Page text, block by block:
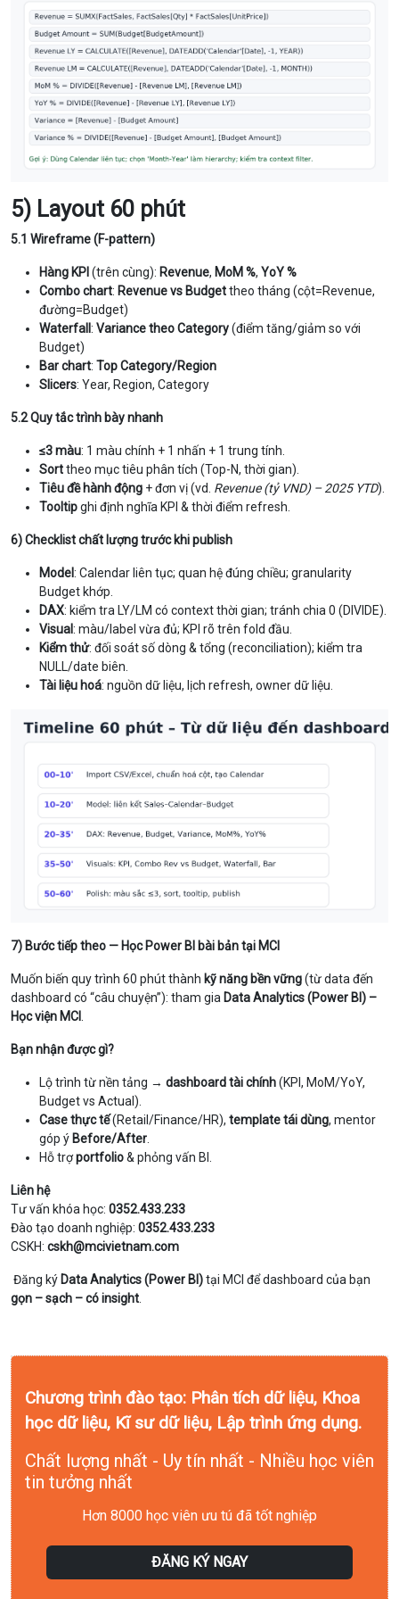
5) Layout 60 phút
5.1 Wireframe (F-pattern)
Hàng KPI (trên cùng): Revenue, MoM %, YoY %
Combo chart: Revenue vs Budgettheo tháng (cột=Revenue,
đường=Budget)
Waterfall : Variance theo Category(điểm tăng/giảm so với
Budget)
Bar chart: Top Category/Region
Slicers: Year, Region, Category
5.2 Quy tắc trình bày nhanh
≤3 màu: 1 màu chính + 1 nhấn + 1 trung tính.
Sorttheo mục tiêu phân tích (Top-N, thời gian).
Tiêu đề hành động + đơn vị (vd. Revenue (tỷ VND) – 2025 YTD).
Tooltipghi định nghĩa KPI & thời điểm refresh.
6) Checklist chất lượng trước khi publish
Model: Calendar liên tục; quan hệ đúng chiều; granularity
Budget khớp.
DAX: kiểm tra LY/LM có context thời gian; tránh chia 0 (DIVIDE).
Visual: màu/label vừa đủ; KPI rõ trên fold đầu.
Kiểm thử: đối soát số dòng & tổng (reconciliation); kiểm tra
NULL/date biên.
Tài liệu hoá: nguồn dữ liệu, lịch refresh, owner dữ liệu.
7) Bước tiếp theo — Học Power BI bài bản tại MCI
Muốn biến quy trình 60 phút thành kỹ năng bền vững(từ data đến
dashboard có “câu chuyện”): tham gia Data Analytics (Power BI) –
Học viện MCI
Bạn nhận được gì?
Lộ trình từ nền tảng → dashboard tài chính(KPI, MoM/YoY,
Budget vs Actual).
Case thực tế(Retail/Finance/HR), template tái dùng, mentor
góp ý Before/After
Hỗ trợportfolio& phỏng vấn BI.
Liên hệ
Tư vấn khóa học: 0352.433.233
Đào tạo doanh nghiệp: 0352.433.233
CSKH: cskh@mcivietnam.com
Đăng ký Data Analytics (Power BI)tại MCI để dashboard của bạn
gọn – sạch – có insight
Chương trình đào tạo: Phân tích dữ liệu, Khoa
học dữ liệu, Kĩ sư dữ liệu, Lập trình ứng dụng.
Chất lượng nhất - Uy tín nhất - Nhiều học viên
tin tưởng nhất
Hơn 8000 học viên ưu tú đã tốt nghiệp
ĐĂNG KÝ NGAY